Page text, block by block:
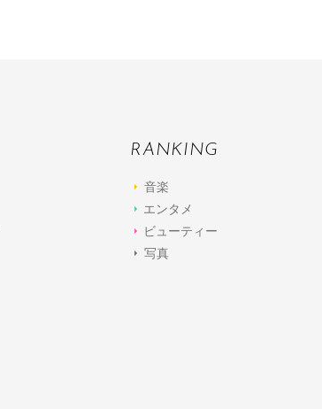
RANKING
音楽
エンタメ
ビューティー
写真